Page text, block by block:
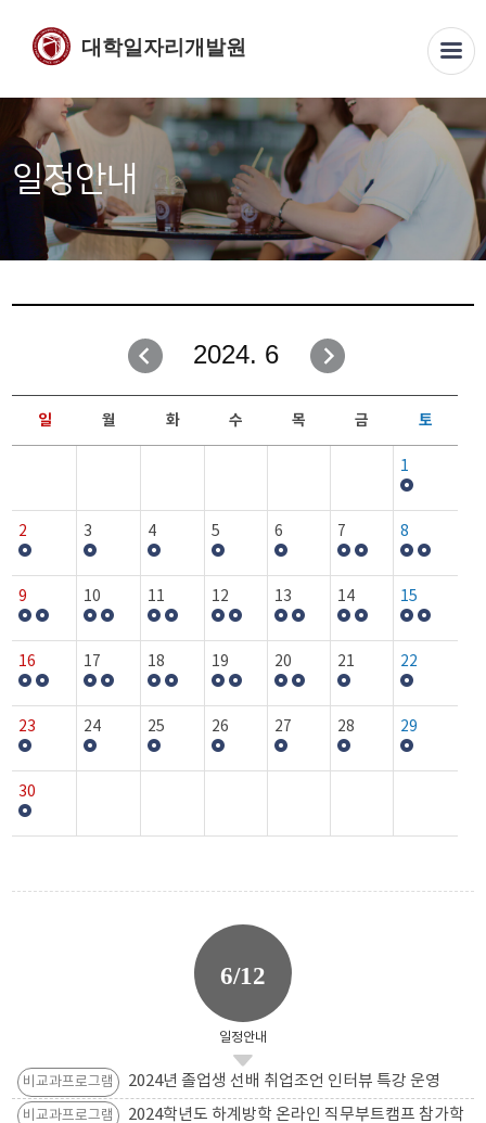
대학일자리개발원
일정안내
2024. 6
일 월 화 수 목 금 토
1
2 3 4 5 6 7 8
9 10 11 12 13 14 15
16 17 18 19 20 21 22
23 24 25 26 27 28 29
30
6/12
일정안내
비교과프로그램 2024년 졸업생 선배 취업조언 인터뷰 특강 운영
비교과프로그램
2024학년도 하계방학 온라인 직무부트캠프 참가학